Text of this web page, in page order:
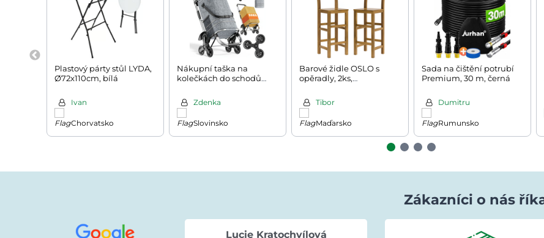
Plastový párty stůl LYDA,
Ø72x110cm, bílá
Ivan
Chorvatsko
Nákupní taška na
kolečkách do schodů
Zdenka
Slovinsko
Barové židle OSLO s
opěradly, 2ks,
hnědáTibor
Maďarsko
Sada na čištění potrubí
Premium, 30 m, černá
Dumitru
Rumunsko
Zákazníci o nás
Lucie Kratochvílová Evka Hýlová